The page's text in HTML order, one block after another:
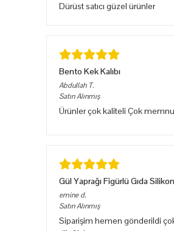
Dürüst satıcı güzel ürünler
Bento Kek Kalıbı
Abdullah T.
Satın Alınmış
Ürünler çok kaliteli Çok
Gül Yaprağı Figürlü Gıda Silikon
emine d.
Satın Alınmış
Siparişim hemen gönderildi